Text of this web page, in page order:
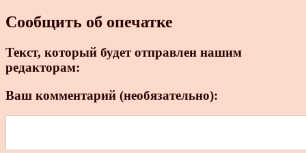
Сообщить об опечатке
Текст, который будет отправлен нашим
редакторам:
Ваш комментарий (необязательно):